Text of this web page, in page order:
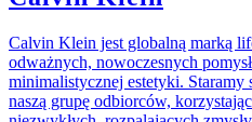
Calvin Klein jest globalną marką
odważnych, nowoczesnych
minimalistycznej estetyki.
naszą grupę odbiorców,